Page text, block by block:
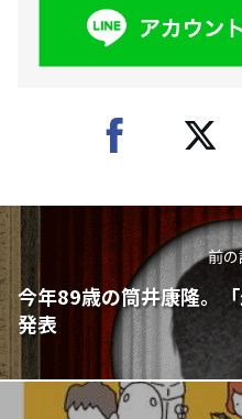
前
今年89歳の筒井康隆。
発表